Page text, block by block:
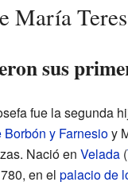
María
sus
fue la segunda
y Farnesioy
Nació en Velada (
en el palacio de